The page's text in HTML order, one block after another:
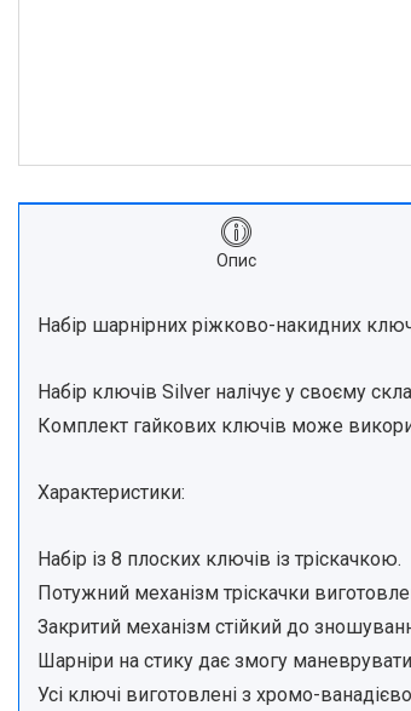
Опис
Набір шарнірних ріжково-накидних
Набір ключів Silver налічує у своєму
Комплект гайкових ключів може
Характеристики:
Набір із 8 плоских ключів із тріскачкою.
Потужний механізм тріскачки
Закритий механізм стійкий до
Шарніри на стику дає змогу
Усі ключі виготовлені з хромо-